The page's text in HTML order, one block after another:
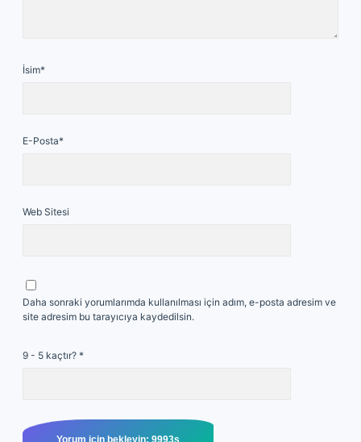
İsim*
E-Posta*
Web Sitesi
Daha sonraki yorumlarımda kullanılması için adım, e-posta adresim ve
site adresim bu tarayıcıya kaydedilsin.
9 - 5 kaçtır? *